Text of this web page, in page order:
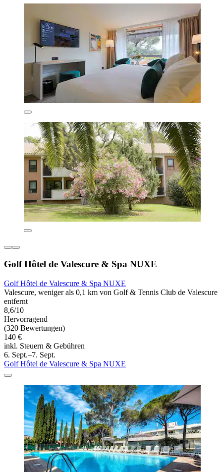
Golf Hôtel de Valescure & Spa NUXE
Golf Hôtel de Valescure & Spa NUXE
Valescure, weniger als 0,1 km von Golf & Tennis Club de Valescure
entfernt
8,6/10
Hervorragend
(320 Bewertungen)
140 €
inkl. Steuern & Gebühren
6. Sept.–7. Sept.
Golf Hôtel de Valescure & Spa NUXE